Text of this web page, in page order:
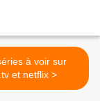
à voir sur
arte.tv et netflix >